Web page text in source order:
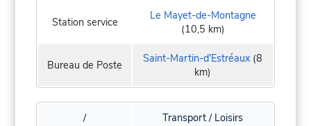
Station service
Le Mayet-de-Montagne
(10,5 km)
Bureau de Poste Saint-Martin-d'Estréaux (8
km)
/ Transport / Loisirs